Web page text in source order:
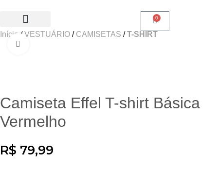
0
Início VESTUÁRIO CAMISETAS T-SHIRT
Camiseta Effel T-shirt Básica
Vermelho
R$ 79,99